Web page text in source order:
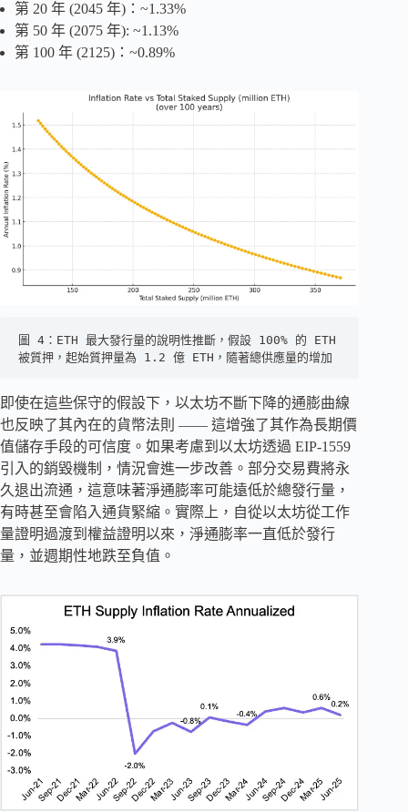
第 20 年 (2045 年)：~1.33%
第 50 年 (2075 年): ~1.13%
第 100 年 (2125)：~0.89%
圖 4：ETH 最大發行量的說明性推斷，假設 100% 的 ETH
被質押，起始質押量為 1.2 億 ETH，隨著總供應量的增加
即使在這些保守的假設下，以太坊不斷下降的通膨曲線
也反映了其內在的貨幣法則 —— 這增強了其作為長期價
值儲存手段的可信度。如果考慮到以太坊透過 EIP-1559
引入的銷毀機制，情況會進一步改善。部分交易費將永
久退出流通，這意味著淨通膨率可能遠低於總發行量，
有時甚至會陷入通貨緊縮。實際上，自從以太坊從工作
量證明過渡到權益證明以來，淨通膨率一直低於發行
量，並週期性地跌至負值。